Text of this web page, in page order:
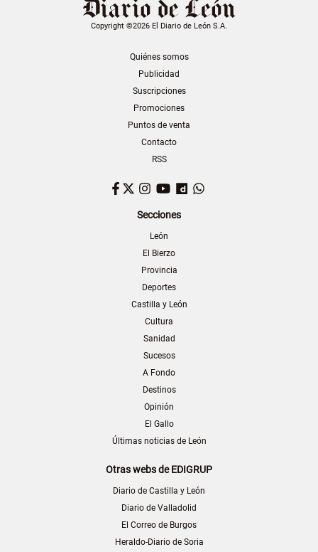
Copyright ©2026 El Diario de León S.A.
Quiénes somos
Publicidad
Suscripciones
Promociones
Puntos de venta
Contacto
RSS
Facebook
TwitterInstagram
YouTubeDailymotion
Secciones
León
El Bierzo
Provincia
Deportes
Castilla y León
Cultura
Sanidad
Sucesos
A Fondo
Destinos
Opinión
El Gallo
Últimas noticias de León
Otras webs de EDIGRUP
Diario de Castilla y León
Diario de Valladolid
El Correo de Burgos
Heraldo-Diario de Soria